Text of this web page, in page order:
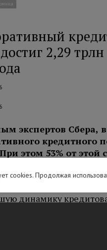
2,29
экспертов Сбера,
кредитного
этом 53% от
достиг 19%.
динамику
cookies. Продолжая